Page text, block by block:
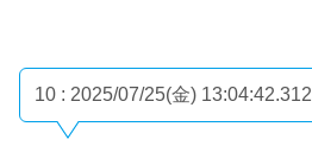
10 : 2025/07/25(金) 13:04:42.312